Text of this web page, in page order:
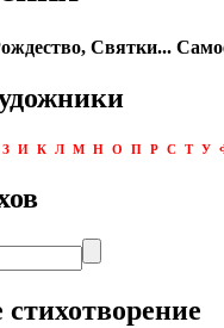
Святки...
З И К Л М Н О П Р С Т У